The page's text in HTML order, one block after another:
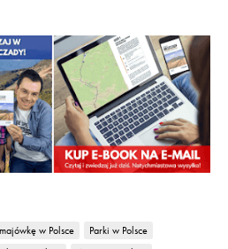
w Polsce
Parki w Polsce